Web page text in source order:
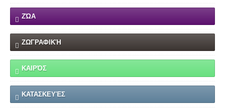
ΖΏΑ
ΖΩΓΡΑΦΙΚΉ
ΚΑΙΡΌΣ
ΚΑΤΑΣΚΕΥΈΣ